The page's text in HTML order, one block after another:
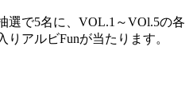
選で5名に、VOL.1～VOl.5の各
アルビFunが当たります。